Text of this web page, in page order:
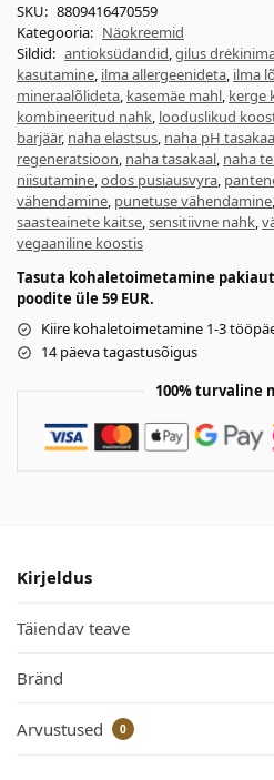
SKU: 8809416470559
Kategooria: Näokreemid
Sildid: antioksüdandid,gilus
kasutamine, ilma allergeenideta, ilma
mineraalõlideta, kasemäe mahl, kerge
kombineeritud nahk, looduslikud
barjäär, naha elastsus, naha pH
regeneratsioon, naha tasakaal, naha
niisutamine,odos pusiausvyra,
vähendamine, punetuse vähendamine,
saasteainete kaitse,sensitiivne nahk,
vegaaniline koostis
Tasuta kohaletoimetamine
poodite üle 59 EUR.
Kiire kohaletoimetamine 1-3
14 päeva tagastusõigus
100% turvaline
Kirjeldus
Täiendav teave
Bränd
Arvustused 0